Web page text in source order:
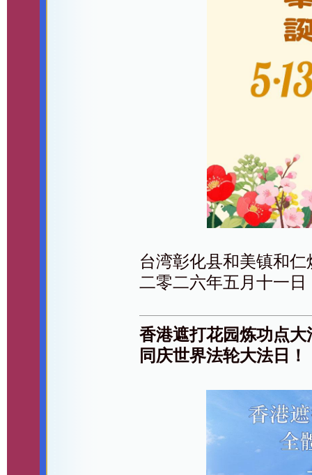
台湾彰化县和美镇和
二零二六年五月十一日
香港遮打花园炼功点
同庆世界法轮大法日！